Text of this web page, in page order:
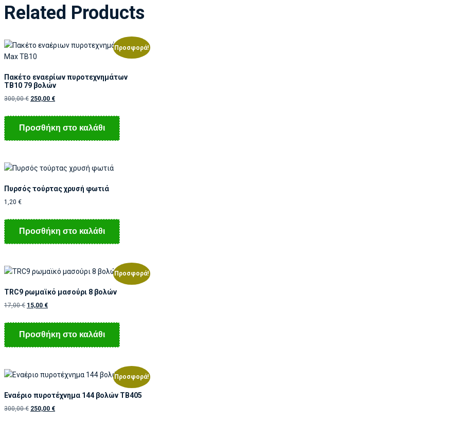
Related Products
Προσφορά!
Πακέτο εναερίων πυροτεχνημάτων
TB10 79 βολών
300,00€ 250,00 €
Προσθήκη στο καλάθι
Πυρσός τούρτας χρυσή φωτιά
1,20 €
Προσθήκη στο καλάθι
Προσφορά!
TRC9 ρωμαϊκό μασούρι 8 βολών
17,00€ 15,00 €
Προσθήκη στο καλάθι
Προσφορά!
Εναέριο πυροτέχνημα 144 βολών ΤB405
300,00€ 250,00 €